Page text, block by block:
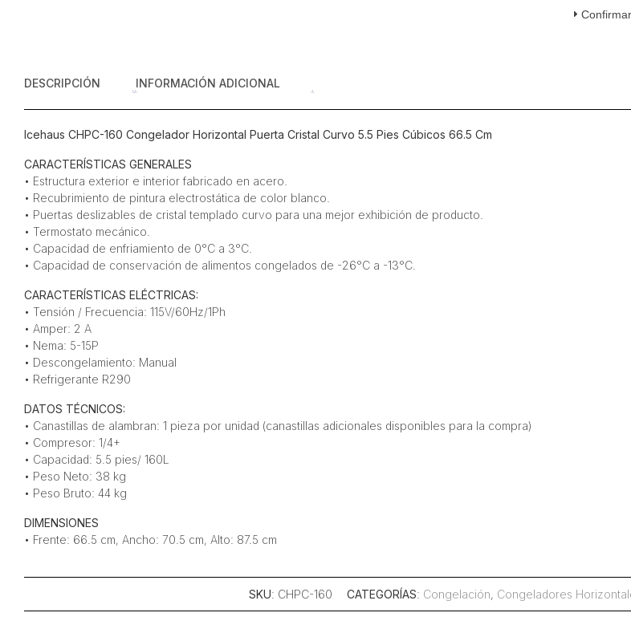
Cúbicos
DESCRIPCIÓN INFORMACIÓN ADICIONAL
Icehaus CHPC-160 Congelador Horizontal Puerta Cristal Curvo 5.5 Pies Cúbicos 66.5 Cm
CARACTERÍSTICAS GENERALES
• Estructura exterior e interior fabricado en acero.
• Recubrimiento de pintura electrostática de color blanco.
• Puertas deslizables de cristal templado curvo para una mejor exhibición de producto.
• Termostato mecánico.
• Capacidad de enfriamiento de 0°C a 3°C.
• Capacidad de conservación de alimentos congelados de -26°C a -13°C.
CARACTERÍSTICAS ELÉCTRICAS:
• Tensión / Frecuencia: 115V/60Hz/1Ph
• Amper: 2 A
• Nema: 5-15P
• Descongelamiento: Manual
• Refrigerante R290
DATOS TÉCNICOS:
• Canastillas de alambran: 1 pieza por unidad (canastillas adicionales disponibles para la compra)
• Compresor: 1/4+
• Capacidad: 5.5 pies/ 160L
• Peso Neto: 38 kg
• Peso Bruto: 44 kg
DIMENSIONES
• Frente: 66.5 cm, Ancho: 70.5 cm, Alto: 87.5 cm
SKU: CHPC-160 CATEGORÍAS: Congelación, Congeladores